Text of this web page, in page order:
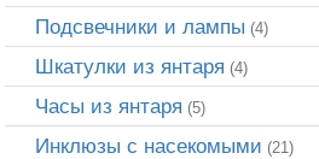
Подсвечники и лампы (4)
Шкатулки из янтаря (4)
Часы из янтаря (5)
Инклюзы с насекомыми (21)